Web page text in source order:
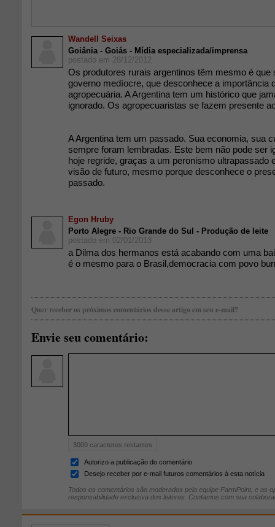
Wandell Seixas
Goiânia - Goiás - Mídia especializada/imprensa
postado em 28/12/2012
Os produtores rurais argentinos têm mesmo é que
governo medíocre, que desconhece a importância
agropecuária. A Argentina tem um histórico que
ignorado. Os agropecuaristas se fazem presente
A Argentina tem um passado. Sua economia, sua
sempre foram lembradas. Este bem não pode ser
hoje regride, graças a um peronismo ultrapassado
visão de futuro, mesmo porque desconhece o
passado.
Egon Hruby
Porto Alegre - Rio Grande do Sul - Produção de leite
postado em 02/01/2013
a Dilma dos hermanos está acabando com uma
é o mesmo para o Brasil,democracia com povo
Quer receber os próximos comentários desse artigo em seu e-mail?
Envie seu comentário:
3000 caracteres restantes
Autorizo a publicação do comentário
Desejo receber por e-mail futuros comentários à esta notícia
Todos os comentários são moderados pela equipe FarmPoint, e as
responsabilidade exclusiva dos leitores. Contamos com sua